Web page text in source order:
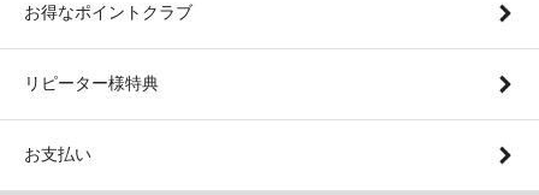
お得なポイントクラブ
リピーター様特典
お支払い